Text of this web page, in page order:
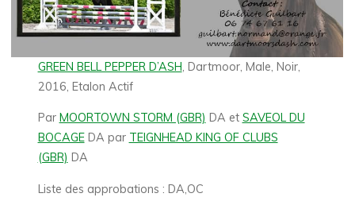
GREEN BELL PEPPER D’ASH, Dartmoor, Male, Noir,
2016, Etalon Actif
Par MOORTOWN STORM (GBR) DA et SAVEOL DU
BOCAGEDA par TEIGNHEAD KING OF CLUBS
(GBR) DA
Liste des approbations : DA,OC